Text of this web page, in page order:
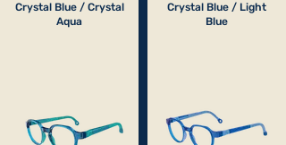
Crystal Blue / Crystal
Aqua
Crystal Blue / Light
Blue